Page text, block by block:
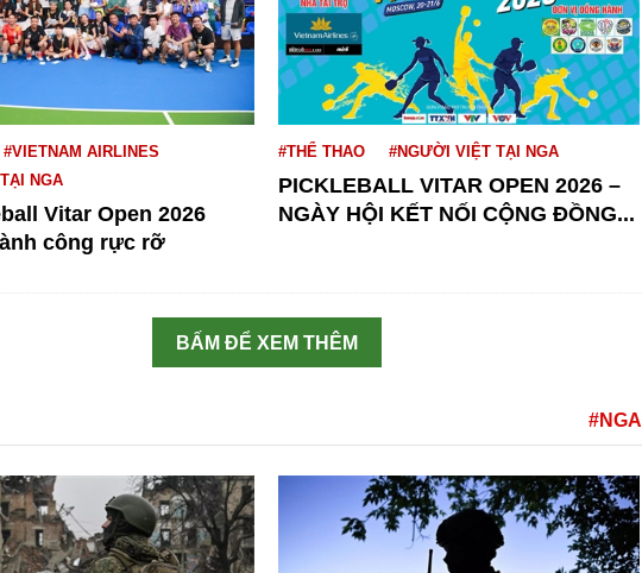
#VIETNAM AIRLINES
NGA
Vitar Open 2026
công rực rỡ
#THỂ THAO #NGƯỜI VIỆT TẠI NGA
PICKLEBALL VITAR OPEN 2026 –
NGÀY HỘI KẾT NỐI CỘNG ĐỒNG...
BẤM ĐỂ XEM THÊM
#NGA